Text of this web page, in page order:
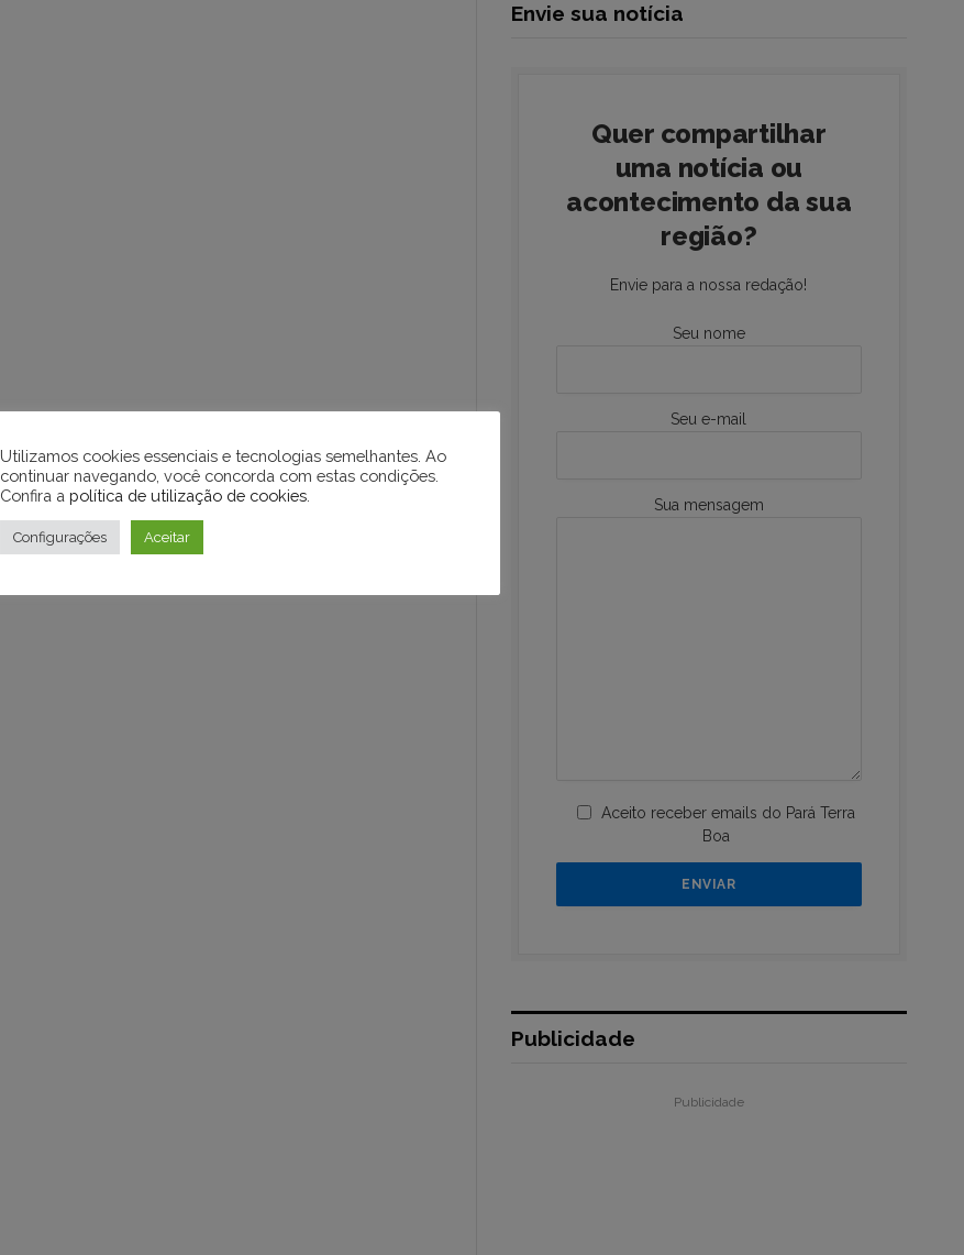
Envie sua notícia
Quer compartilhar
uma notícia ou
acontecimento da sua
região?
Envie para a nossa redação!
Seu nome
Seu e-mail
Sua mensagem
Aceito receber emails do Pará Terra
Boa
Publicidade
Publicidade
Utilizamos cookies essenciais e tecnologias semelhantes. Ao
continuar navegando, você concorda com estas condições.
Confira a política de utilização de cookies
Configurações Aceitar